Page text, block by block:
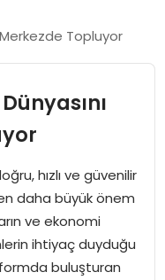
Topluyor
hızlı ve güvenilir
daha büyük önem
ve ekonomi
ihtiyaç duyduğu
buluşturan